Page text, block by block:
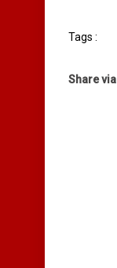
Tags :
Share via